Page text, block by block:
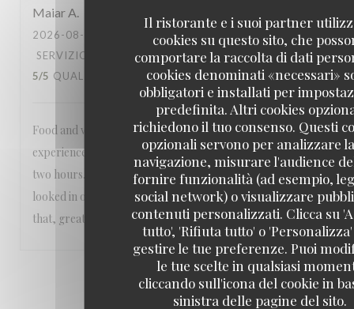
Il ristorante e i suoi partner
cookies su questo sito, che
comportare la raccolta di dati
cookies denominati «necessari»
obbligatori e installati per
predefinita. Altri cookies
richiedono il tuo consenso. Questi
opzionali servono per analizzare
navigazione, misurare l'audience
fornire funzionalità (ad esempio,
social network) o visualizzare
contenuti personalizzati. Clicca su
tutto', 'Rifiuta tutto' o
gestire le tue preferenze. Puoi
le tue scelte in qualsiasi
cliccando sull'icona del cookie in
sinistra delle pagine del sito.
MaiarA
2026-08-01
- 19:30 - OSPITI 2
SERVIZIO
ATMOSFERA: 5/5 CUCINA:
5/5 QUALITÀ / PREZZO: 4/5
Food and waiters were great. It takes away from the
experience to tell the guests they only have the table for
two hours. And when we wanted to order desert, nobody
looked in our direction for a good 30 minutes. Other than
that, great ambiance and the rest was perfect as well
3